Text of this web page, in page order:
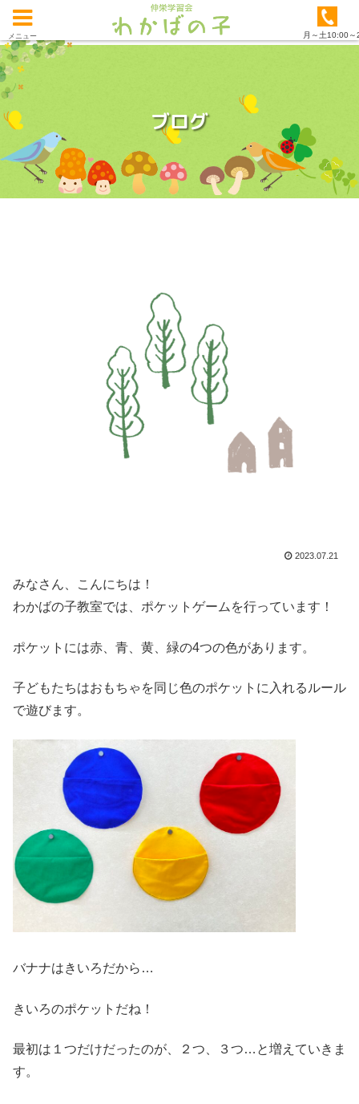
ブログ
2023.07.21
みなさん、こんにちは！
わかばの子教室では、ポケットゲームを行っています！
ポケットには赤、青、黄、緑の4つの色があります。
子どもたちはおもちゃを同じ色のポケットに入れるルール
で遊びます。
バナナはきいろだから…
きいろのポケットだね！
最初は１つだけだったのが、２つ、３つ…と増えていきま
す。
メニュー 月～土10:00